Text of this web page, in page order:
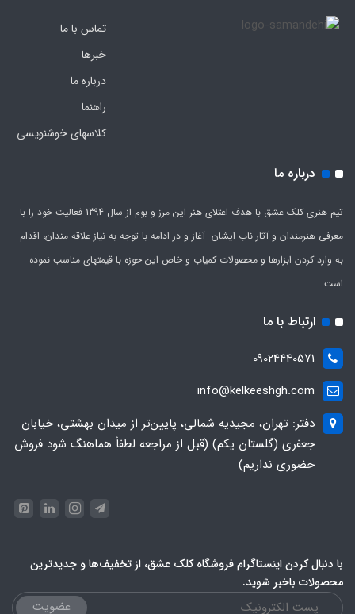
تماس با ما
خبرها
درباره ما
راهنما
کلاسهای خوشنویسی
درباره ما
تیم هنری کلک عشق با هدف اعتلای هنر این مرز و بوم از سال 1394 فعالیت خود را با
معرفی هنرمندان و آثار ناب ایشان آغاز و در ادامه با توجه به نیاز علاقه مندان، اقدام
به وارد کردن ابزارها و محصولات کمیاب و خاص این حوزه با قیمتهای مناسب نموده
است.
ارتباط با ما
09024440571
info@kelkeeshgh.com
دفتر: تهران، مجیدیه شمالی، پایین‌تر از میدان بهشتی، خیابان
جعفری (گلستان یکم) (قبل از مراجعه لطفاً هماهنگ شود فروش
حضوری نداریم)
با دنبال کردن اینستاگرام فروشگاه کلک عشق، از تخفیف‌ها و جدیدترین‌
محصولات باخبر شوید.
عضویت